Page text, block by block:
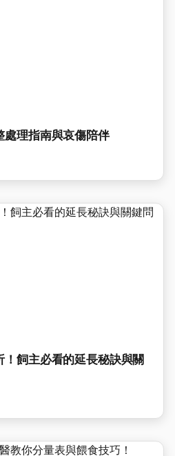
處理指南與哀傷陪伴
飼主必看的延長秘訣與關